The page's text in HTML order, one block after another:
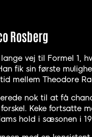
Rosberg
vej til Formel 1,
fik sin første
mellem Theodore
nok til at få
Keke fortsatte
hold i sæsonen i